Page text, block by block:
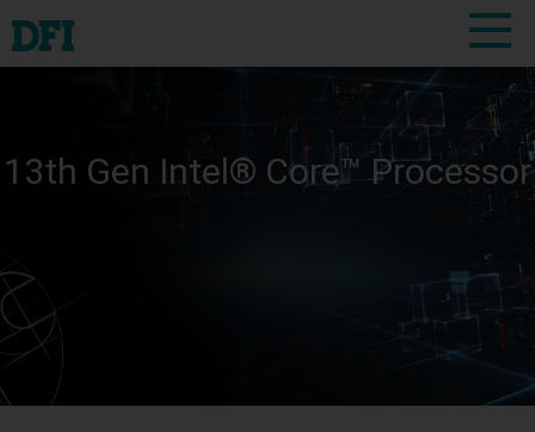
13th Gen Intel® Core™ Processor